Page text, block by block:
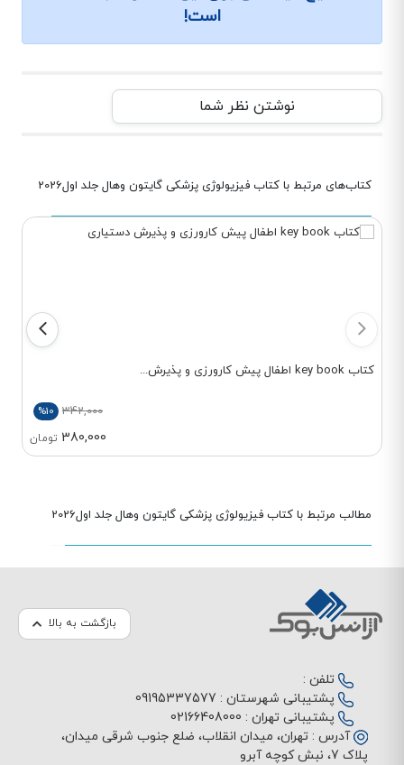
است!
نوشتن نظر شما
کتاب‌های مرتبط با کتاب فیزیولوژی پزشکی گایتون وهال جلد اول2026
کتاب key book اطفال پیش کارورزی و پذیرش...
342,000
%10
380,000 تومان
مطالب مرتبط با کتاب فیزیولوژی پزشکی گایتون وهال جلد اول2026
بازگشت به بالا
تلفن :
پشتیبانی شهرستان : 09195337577
پشتیبانی تهران : 02166408000
آدرس : تهران، میدان انقلاب، ضلع جنوب شرقی میدان،
پلاک 7، نبش کوچه آبرو